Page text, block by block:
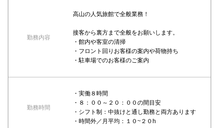
勤務内容
高山の人気旅館で全般業務！
接客から裏方まで全般をお願いします。
・館内や客室の清掃
・フロント回りお客様の案内や荷物持ち
・駐車場でのお客様のご案内
勤務時間
・実働８時間
・８：００～２０：００の間目安
・シフト制：中抜けと通し勤務と両方あります
・時間外／月平均：１０~２０h